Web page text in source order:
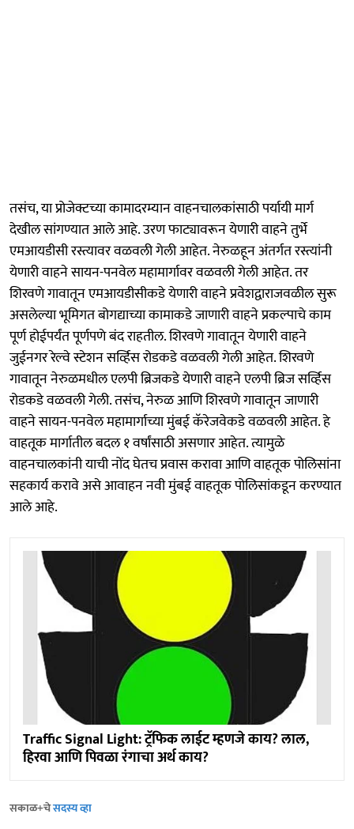
तसंच, या प्रोजेक्टच्या कामादरम्यान वाहनचालकांसाठी पर्यायी मार्ग
देखील सांगण्यात आले आहे. उरण फाट्यावरून येणारी वाहने तुर्भे
एमआयडीसी रस्त्यावर वळवली गेली आहेत. नेरुळहून अंतर्गत रस्त्यांनी
येणारी वाहने सायन-पनवेल महामार्गावर वळवली गेली आहेत. तर
शिरवणे गावातून एमआयडीसीकडे येणारी वाहने प्रवेशद्वाराजवळील सुरू
असलेल्या भूमिगत बोगद्याच्या कामाकडे जाणारी वाहने प्रकल्पाचे काम
पूर्ण होईपर्यंत पूर्णपणे बंद राहतील. शिरवणे गावातून येणारी वाहने
जुईनगर रेल्वे स्टेशन सर्व्हिस रोडकडे वळवली गेली आहेत. शिरवणे
गावातून नेरुळमधील एलपी ब्रिजकडे येणारी वाहने एलपी ब्रिज सर्व्हिस
रोडकडे वळवली गेली. तसंच, नेरुळ आणि शिरवणे गावातून जाणारी
वाहने सायन-पनवेल महामार्गाच्या मुंबई कॅरेजवेकडे वळवली आहेत. हे
वाहतूक मार्गातील बदल १ वर्षांसाठी असणार आहेत. त्यामुळे
वाहनचालकांनी याची नोंद घेतच प्रवास करावा आणि वाहतूक पोलिसांना
सहकार्य करावे असे आवाहन नवी मुंबई वाहतूक पोलिसांकडून करण्यात
आले आहे.
Traffic Signal Light: ट्रॅफिक लाईट म्हणजे काय? लाल,
हिरवा आणि पिवळा रंगाचा अर्थ काय?
सकाळ+चेसदस्य व्हा